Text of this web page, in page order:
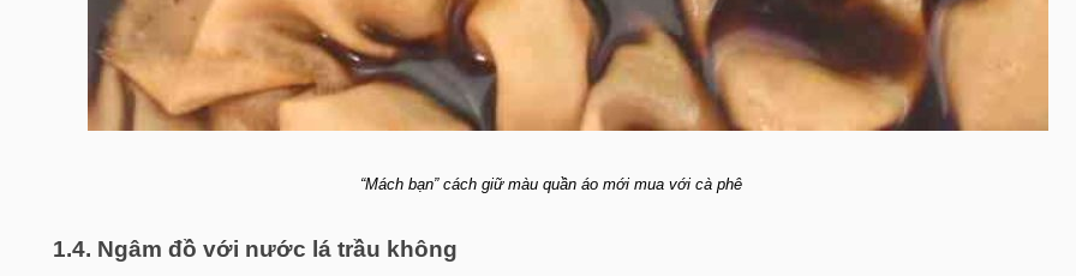
“Mách bạn” cách giữ màu quần áo mới mua với cà phê
1.4. Ngâm đồ với nước lá trầu không